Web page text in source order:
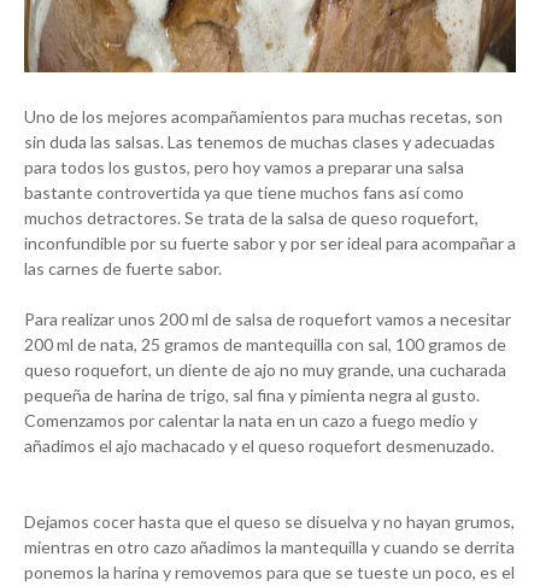
Uno de los mejores acompañamientos para muchas recetas, son
sin duda las salsas. Las tenemos de muchas clases y adecuadas
para todos los gustos, pero hoy vamos a preparar una salsa
bastante controvertida ya que tiene muchos fans así como
muchos detractores. Se trata de la salsa de queso roquefort,
inconfundible por su fuerte sabor y por ser ideal para acompañar a
las carnes de fuerte sabor.
Para realizar unos 200 ml de salsa de roquefort vamos a necesitar
200 ml de nata, 25 gramos de mantequilla con sal, 100 gramos de
queso roquefort, un diente de ajo no muy grande, una cucharada
pequeña de harina de trigo, sal fina y pimienta negra al gusto.
Comenzamos por calentar la nata en un cazo a fuego medio y
añadimos el ajo machacado y el queso roquefort desmenuzado.
Dejamos cocer hasta que el queso se disuelva y no hayan grumos,
mientras en otro cazo añadimos la mantequilla y cuando se derrita
ponemos la harina y removemos para que se tueste un poco, es el